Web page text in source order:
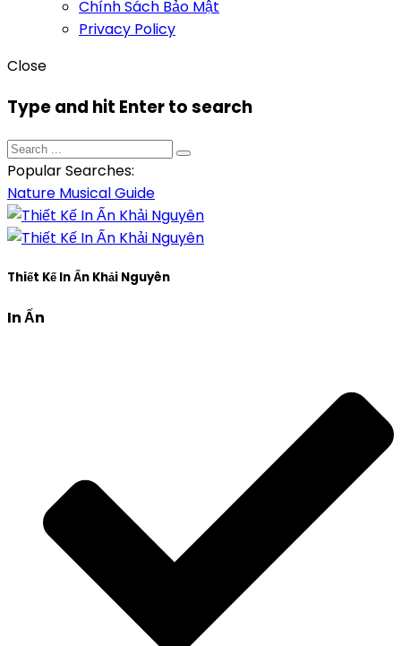
Chính Sách Bảo Mật
Privacy Policy
Close
Type and hit Enter to search
Popular Searches:
Nature MusicalGuide
Thiết Kế In Ấn Khải Nguyên
In Ấn